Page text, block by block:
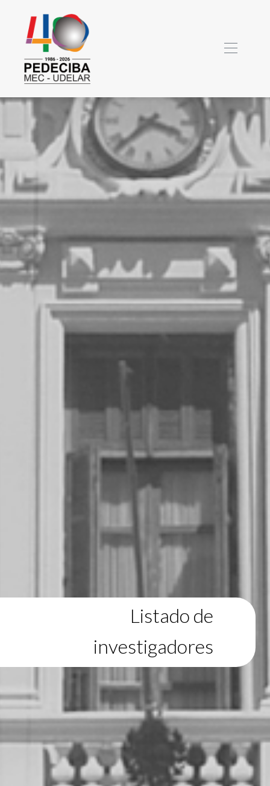
Listado de
investigadores